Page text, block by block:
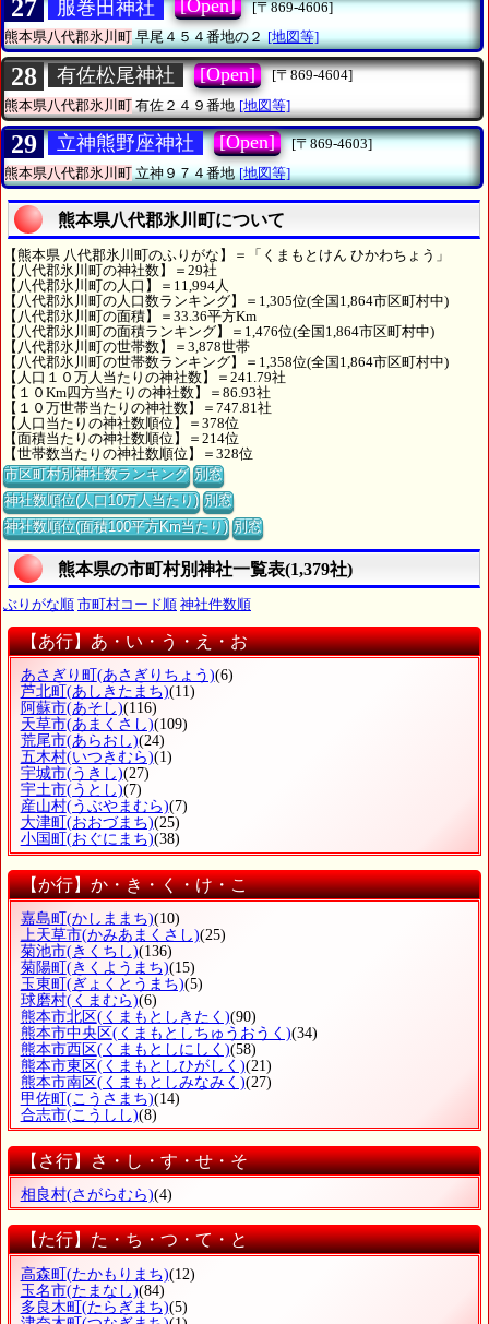
27 服巻田神社 [Open]
[〒869-4606]
熊本県八代郡氷川町早尾４５４番地の２ [地図等]
28 有佐松尾神社 [Open]
[〒869-4604]
熊本県八代郡氷川町 有佐２４９番地 [地図等]
29 立神熊野座神社 [Open]
[〒869-4603]
熊本県八代郡氷川町立神９７４番地 [地図等]
熊本県八代郡氷川町について
【熊本県 八代郡氷川町のふりがな】＝「くまもとけん ひかわちょう」
【八代郡氷川町の神社数】＝29社
【八代郡氷川町の人口】＝11,994人
【八代郡氷川町の人口数ランキング】＝1,305位(全国1,864市区町村中)
【八代郡氷川町の面積】＝33.36平方Km
【八代郡氷川町の面積ランキング】＝1,476位(全国1,864市区町村中)
【八代郡氷川町の世帯数】＝3,878世帯
【八代郡氷川町の世帯数ランキング】＝1,358位(全国1,864市区町村中)
【人口１０万人当たりの神社数】＝241.79社
【１０Km四方当たりの神社数】＝86.93社
【１０万世帯当たりの神社数】＝747.81社
【人口当たりの神社数順位】＝378位
【面積当たりの神社数順位】＝214位
【世帯数当たりの神社数順位】＝328位
市区町村別神社数ランキング 別窓
神社数順位(人口10万人当たり) 別窓
神社数順位(面積100平方Km当たり) 別窓
熊本県の市町村別神社一覧表(1,379社)
ぶりがな順 市町村コード順 神社件数順
【あ行】あ・い・う・え・お
あさぎり町 (あさぎりちょう)(6)
芦北町 (あしきたまち)(11)
阿蘇市(あそし)(116)
天草市(あまくさし)(109)
荒尾市(あらおし)(24)
五木村(いつきむら)(1)
宇城市(うきし)(27)
宇土市(うとし)(7)
産山村(うぶやまむら)(7)
大津町 (おおづまち)(25)
小国町 (おぐにまち)(38)
【か行】か・き・く・け・こ
嘉島町 (かしままち)(10)
上天草市(かみあまくさし)(25)
菊池市(きくちし)(136)
菊陽町 (きくようまち)(15)
玉東町 (ぎょくとうまち)(5)
球磨村(くまむら)(6)
熊本市北区(くまもとしきたく)(90)
熊本市中央区(くまもとしちゅうおうく)(34)
熊本市西区(くまもとしにしく)(58)
熊本市東区(くまもとしひがしく)(21)
熊本市南区(くまもとしみなみく)(27)
甲佐町 (こうさまち)(14)
合志市(こうしし)(8)
【さ行】さ・し・す・せ・そ
相良村(さがらむら)(4)
【た行】た・ち・つ・て・と
高森町 (たかもりまち)(12)
玉名市(たまなし)(84)
多良木町 (たらぎまち)(5)